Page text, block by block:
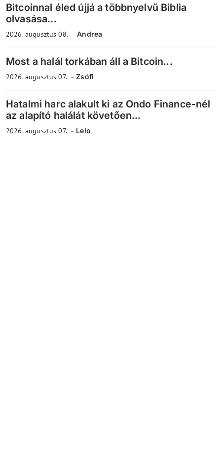
Bitcoinnal éled újjá a többnyelvű Biblia
olvasása...
2026. augusztus 08. Andrea
Most a halál torkában áll a Bitcoin...
2026. augusztus 07. Zsófi
Hatalmi harc alakult ki az Ondo Finance-nél
az alapító halálát követően...
2026. augusztus 07. Lelo